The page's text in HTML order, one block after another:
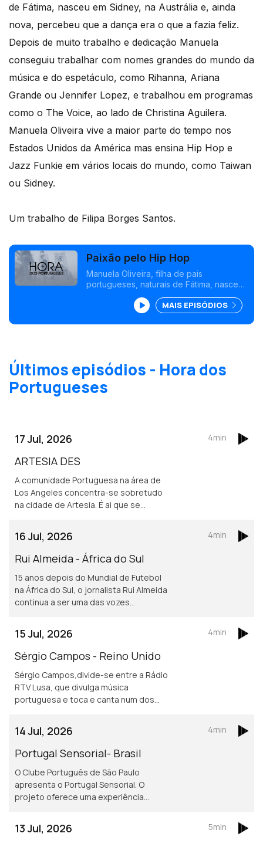
de Fátima, nasceu em Sidney, na Austrália e, ainda
nova, percebeu que a dança era o que a fazia feliz.
Depois de muito trabalho e dedicação Manuela
conseguiu trabalhar com nomes grandes do mundo da
música e do espetáculo, como Rihanna, Ariana
Grande ou Jennifer Lopez, e trabalhou em programas
como o The Voice, ao lado de Christina Aguilera.
Manuela Oliveira vive a maior parte do tempo nos
Estados Unidos da América mas ensina Hip Hop e
Jazz Funkie em vários locais do mundo, como Taiwan
ou Sidney.
Um trabalho de Filipa Borges Santos.
Paixão pelo Hip Hop
Manuela Oliveira, filha de pais
portugueses, naturais de Fátima, nasceu
percebeu que a dança era o que a fazia
feliz.<br /> Depois de muito trabalho e
dedicação Manuela conseguiu trabalhar
trabalhou em programas como o The
MAIS EPISÓDIOS
Últimos episódios - Hora dos
Portugueses
17 Jul, 2026
ARTESIA DES
A comunidade Portuguesa na área de
Los Angeles concentra-se sobretudo
na cidade de Artesia. É ai que se
Portugueses nos Estados Unidos.
4min
16 Jul, 2026
Rui Almeida - África do Sul
15 anos depois do Mundial de Futebol
na África do Sul, o jornalista Rui Almeida
continua a ser uma das vozes
lusofonia.
4min
15 Jul, 2026
Sérgio Campos - Reino Unido
Sérgio Campos,divide-se entre a Rádio
RTV Lusa, que divulga música
portuguesa e toca e canta num dos
4min
14 Jul, 2026
Portugal Sensorial- Brasil
O Clube Português de São Paulo
apresenta o Portugal Sensorial. O
projeto oferece uma experiência
e um show audiovisual tecnológico.
4min
13 Jul, 2026
5min